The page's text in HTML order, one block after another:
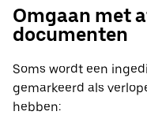
Omgaan met
documenten
Soms wordt een
gemarkeerd als
hebben: